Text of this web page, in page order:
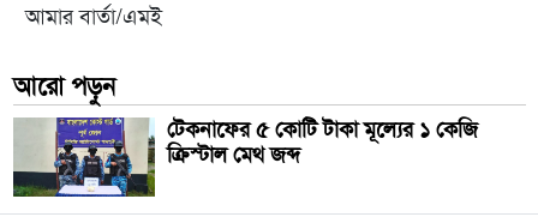
আমার বার্তা/এমই
আরো পড়ুন
টেকনাফের ৫ কোটি টাকা মূল্যের ১ কেজি
ক্রিস্টাল মেথ জব্দ